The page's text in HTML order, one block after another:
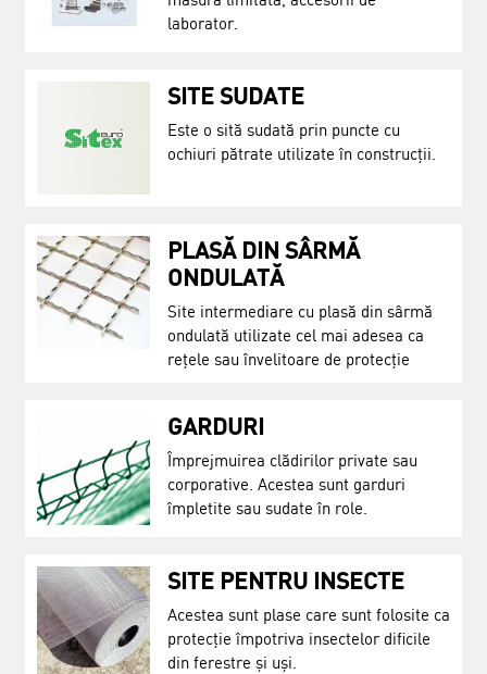
laborator.
SITE SUDATE
Este o sită sudată prin puncte cu
ochiuri pătrate utilizate în construcții.
PLASĂ DIN SÂRMĂ
ONDULATĂ
Site intermediare cu plasă din sârmă
ondulată utilizate cel mai adesea ca
rețele sau învelitoare de protecție
GARDURI
Împrejmuirea clădirilor private sau
corporative. Acestea sunt garduri
împletite sau sudate în role.
SITE PENTRU INSECTE
Acestea sunt plase care sunt folosite ca
protecție împotriva insectelor dificile
din ferestre și uși.